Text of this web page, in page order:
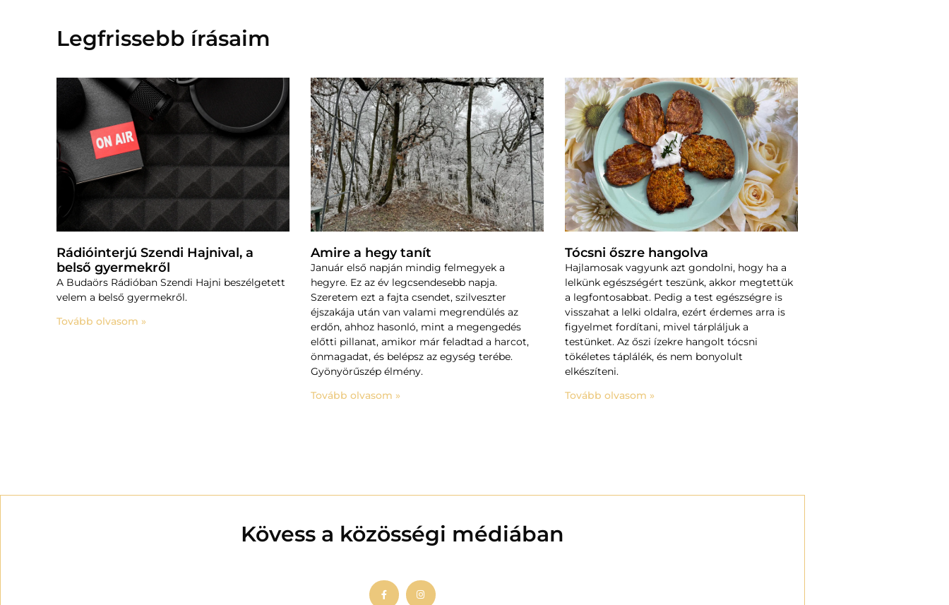
Legfrissebb írásaim
Rádióinterjú Szendi Hajnival, a
belső gyermekről
A Budaörs Rádióban Szendi Hajni beszélgetett
velem a belső gyermekről.
Tovább olvasom »
Amire a hegy tanít
Január első napján mindig felmegyek a
hegyre. Ez az év legcsendesebb napja.
Szeretem ezt a fajta csendet, szilveszter
éjszakája után van valami megrendülés az
erdőn, ahhoz hasonló, mint a megengedés
előtti pillanat, amikor már feladtad a harcot,
önmagadat, és belépsz az egység terébe.
Gyönyörűszép élmény.
Tovább olvasom »
Tócsni őszre hangolva
Hajlamosak vagyunk azt gondolni, hogy ha a
lelkünk egészségért teszünk, akkor megtettük
a legfontosabbat. Pedig a test egészségre is
visszahat a lelki oldalra, ezért érdemes arra is
figyelmet fordítani, mivel tárpláljuk a
testünket. Az őszi ízekre hangolt tócsni
tökéletes táplálék, és nem bonyolult
elkészíteni.
Tovább olvasom »
Kövess a közösségi médiában